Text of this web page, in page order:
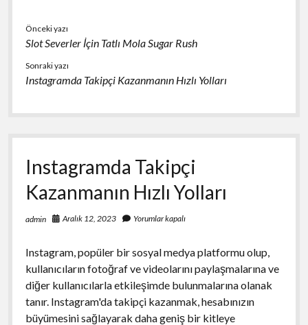
Önceki yazı
Slot Severler İçin Tatlı Mola Sugar Rush
Sonraki yazı
Instagramda Takipçi Kazanmanın Hızlı Yolları
Instagramda Takipçi
Kazanmanın Hızlı Yolları
admin Aralık 12, 2023 Yorumlar kapalı
Instagram, popüler bir sosyal medya platformu olup,
kullanıcıların fotoğraf ve videolarını paylaşmalarına ve
diğer kullanıcılarla etkileşimde bulunmalarına olanak
tanır. Instagram'da takipçi kazanmak, hesabınızın
büyümesini sağlayarak daha geniş bir kitleye